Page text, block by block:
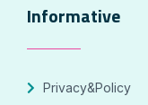
Informative
Privacy&Policy